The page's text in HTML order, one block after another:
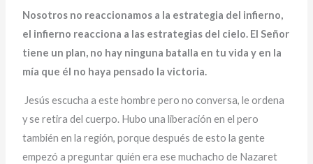
Nosotros no reaccionamos a la estrategia del infierno,
el infierno reacciona a las estrategias del cielo. El Señor
tiene un plan, no hay ninguna batalla en tu vida y en la
mía que él no haya pensado la victoria.
Jesús escucha a este hombre pero no conversa, le ordena
y se retira del cuerpo. Hubo una liberación en el pero
también en la región, porque después de esto la gente
empezó a preguntar quién era ese muchacho de Nazaret